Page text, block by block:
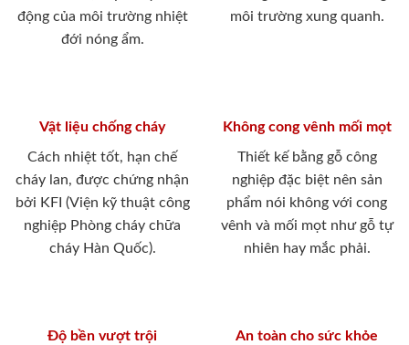
động của môi trường nhiệt
đới nóng ẩm.
môi trường xung quanh.
Vật liệu chống cháy
Cách nhiệt tốt, hạn chế
cháy lan, được chứng nhận
bởi KFI (Viện kỹ thuật công
nghiệp Phòng cháy chữa
cháy Hàn Quốc).
Không cong vênh mối mọt
Thiết kế bằng gỗ công
nghiệp đặc biệt nên sản
phẩm nói không với cong
vênh và mối mọt như gỗ tự
nhiên hay mắc phải.
Độ bền vượt trội An toàn cho sức khỏe